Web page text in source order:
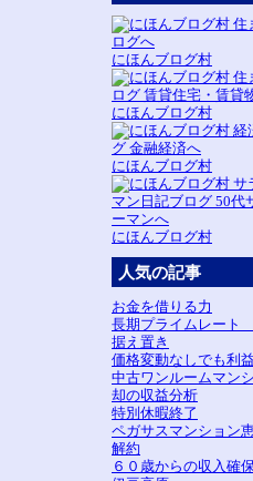
にほんブログ村
にほんブログ村
にほんブログ村
にほんブログ村
人気の記事
お金を借りる力
長期プライムレート
据え置き
価格変動なしでも利
中古ワンルームマン
却の収益分析
特別休暇終了
ペガサスマンション
解約
６０歳からの収入確